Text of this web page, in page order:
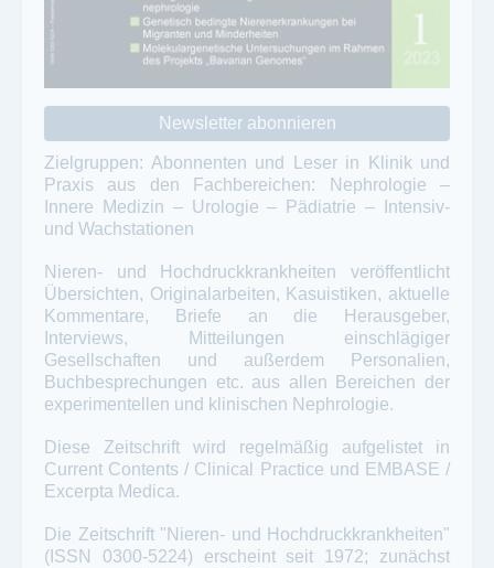
Newsletter abonnieren
Zielgruppen: Abonnenten und Leser in Klinik und
Praxis aus den Fachbereichen: Nephrologie –
Innere Medizin – Urologie – Pädiatrie – Intensiv-
und Wachstationen
Nieren- und Hochdruckkrankheiten veröffentlicht
Übersichten, Originalarbeiten, Kasuistiken, aktuelle
Kommentare, Briefe an die Herausgeber,
Interviews, Mitteilungen einschlägiger
Gesellschaften und außerdem Personalien,
Buchbesprechungen etc. aus allen Bereichen der
experimentellen und klinischen Nephrologie.
Diese Zeitschrift wird regelmäßig aufgelistet in
Current Contents / Clinical Practice und EMBASE /
Excerpta Medica.
Die Zeitschrift "Nieren- und Hochdruckkrankheiten"
(ISSN 0300-5224) erscheint seit 1972; zunächst